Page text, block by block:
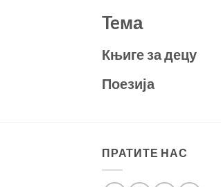
Teма
Књиге за децу
Поезија
ПРАТИТЕ НАС